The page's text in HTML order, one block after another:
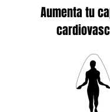
Aumenta tu